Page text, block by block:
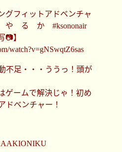
グフィットアドベンチャ
や る か #ksononair
📷】
watch?v=gNSwqtZ6sas
不足・・・ううっ！頭が
ゲームで解決じゃ！初め
ドベンチャー！